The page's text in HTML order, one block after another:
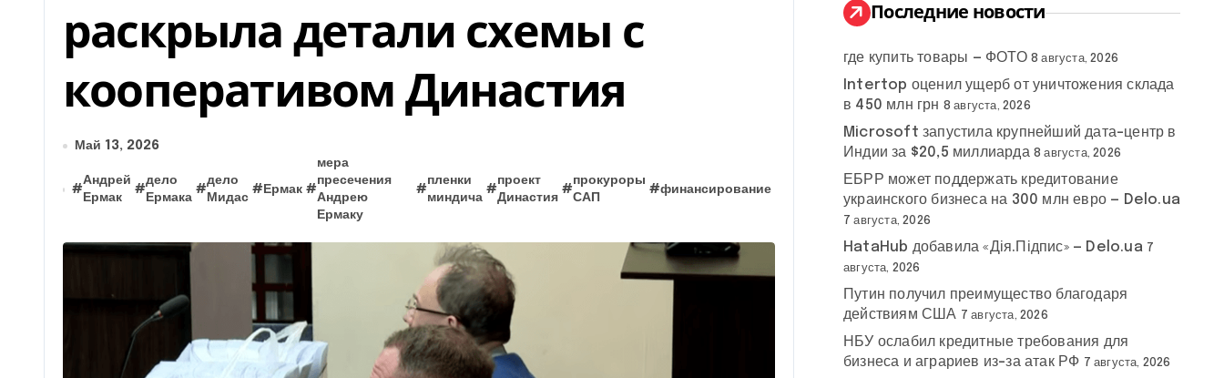
раскрыла детали схемы с
кооперативом Династия
Май 13, 2026
#
Андрей
Ермак
#
дело
Ермака
#
дело
Мидас
# Ермак #
мера
пресечения
Андрею
Ермаку
#
пленки
миндича
#
проект
Династия
#
прокуроры
САП
#финансирование
:
Последние новости
где купить товары — ФОТО 8 августа, 2026
Intertop оценил ущерб от уничтожения склада
в 450 млн грн 8 августа, 2026
Microsoft запустила крупнейший дата-центр в
Индии за $20,5 миллиарда 8 августа, 2026
ЕБРР может поддержать кредитование
украинского бизнеса на 300 млн евро — Delo.ua
7 августа, 2026
HataHub добавила «Дія.Підпис» — Delo.ua 7
августа, 2026
Путин получил преимущество благодаря
действиям США 7 августа, 2026
НБУ ослабил кредитные требования для
бизнеса и аграриев из-за атак РФ 7 августа, 2026